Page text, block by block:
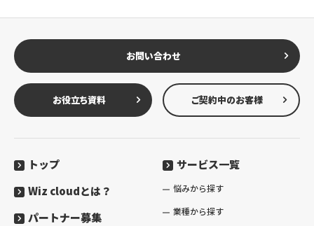
お問い合わせ
お役立ち資料 ご契約中のお客様
トップ サービス一覧
悩みから探す
業種から探す
Wiz cloudとは？
パートナー募集